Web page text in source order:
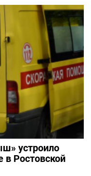
устроило
в Ростовской